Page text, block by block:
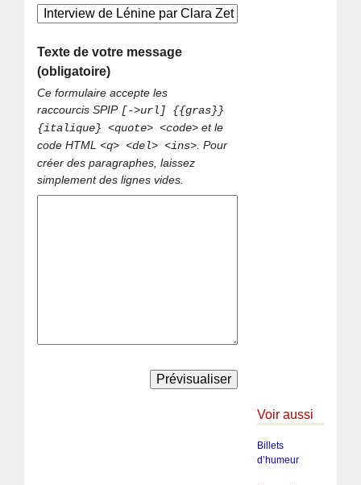
Texte de votre message
(obligatoire)
Ce formulaire accepte les
raccourcis SPIP [->url] {{gras}}
{italique} <quote> <code> et le
code HTML<q> <del> <ins>. Pour
créer des paragraphes, laissez
simplement des lignes vides.
Voir aussi
Billets
d’humeur